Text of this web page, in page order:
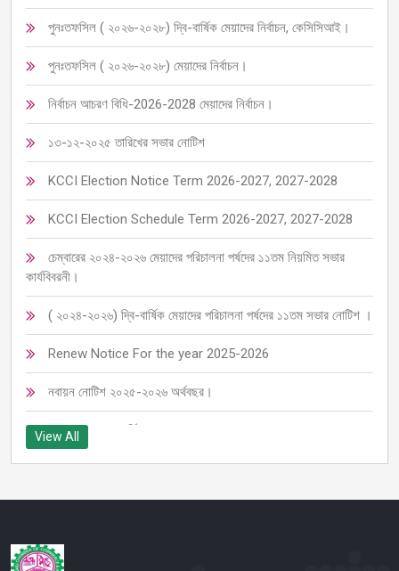
পুনঃতফসিল ( ২০২৬-২০২৮) দ্বি-বার্ষিক মেয়াদের নির্বাচন, কেসিসিআই।
পুনঃতফসিল ( ২০২৬-২০২৮) মেয়াদের নির্বাচন।
নির্বাচন আচরণ বিধি-2026-2028 মেয়াদের নির্বাচন।
১৩-১২-২০২৫ তারিখের সভার নোটিশ
KCCI Election Notice Term 2026-2027, 2027-2028
KCCI Election Schedule Term 2026-2027, 2027-2028
চেম্বারের ২০২৪-২০২৬ মেয়াদের পরিচালনা পর্ষদের ১১তম নিয়মিত সভার
কার্যবিবরনী।
( ২০২৪-২০২৬) দ্বি-বার্ষিক মেয়াদের পরিচালনা পর্ষদের ১১তম সভার নোটিশ ।
Renew Notice For the year 2025-2026
নবায়ন নোটিশ ২০২৫-২০২৬ অর্থবছর।
চেম্বারের ৩৬তম বার্ষিক সাধারণ সভা ২০২৫ তাং: ০৩/০৫/২০২৫
জরুরী বিজ্ঞপ্তি
৫ম ইসি সভার নোটিশ
View All